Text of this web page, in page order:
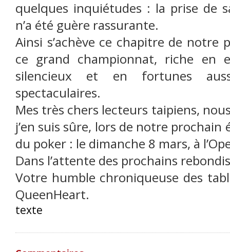
quelques inquiétudes : la prise de
n’a été guère rassurante.
Ainsi s’achève ce chapitre de notre
ce grand championnat, riche en
silencieux et en fortunes
spectaculaires.
Mes très chers lecteurs taipiens,
j’en suis sûre, lors de notre
du poker : le dimanche 8 mars, à
Dans l’attente des prochains
Votre humble chroniqueuse des
QueenHeart.
texte